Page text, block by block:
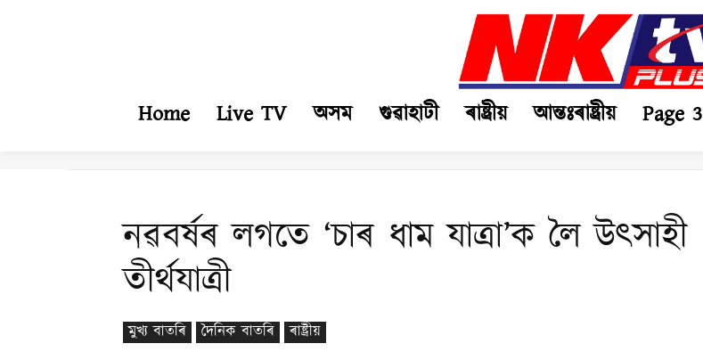
Home Live TV অসম গুৱাহাটী ৰাষ্ট্ৰীয় আন্তঃৰাষ্ট্ৰীয় Page 3
নৱবৰ্ষৰ লগতে ‘চাৰ ধাম যাত্ৰা’ক লৈ উৎসাহী
তীৰ্থযাত্ৰী
মুখ্য বাতৰি দৈনিক বাতৰি ৰাষ্ট্ৰীয়